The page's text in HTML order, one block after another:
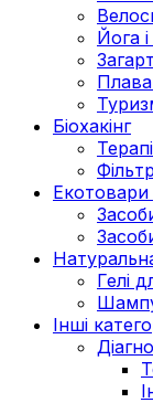
Йога і
Біохакінг
Гелі
Інші